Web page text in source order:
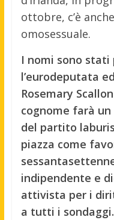
ottobre, c’è
omosessuale.
I nomi sono
l’eurodeputata
Rosemary
cognome farà un
del partito
piazza come
indipendente e
attivista per i
a tutti i